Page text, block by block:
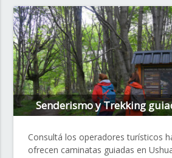
Senderismo y Trekking
Consultá los operadores turísticos
ofrecen caminatas guiadas en